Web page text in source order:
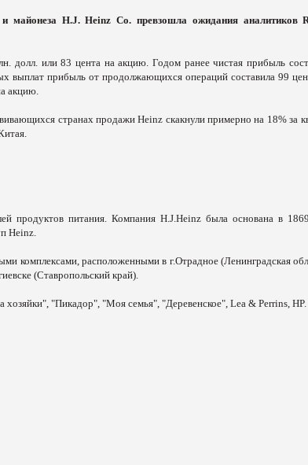
майонеза H.J. Heinz Co. превзошла ожидания аналитиков
долл. или 83 цента на акцию. Годом ранее чистая прибыль
выплат прибыль от продолжающихся операций составила 99
акцию.
странах продажи Heinz скакнули примерно на 18% за
продуктов питания. Компания H.J.Heinz была основана в
Heinz.
комплексами, расположенными в г.Отрадное (Ленинградская
(Ставропольский край).
"Пикадор", "Моя семья", "Деревенское", Lea & Perrins, HP.